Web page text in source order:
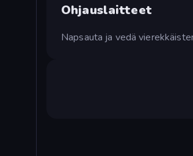
Ohjauslaitteet
Napsauta ja vedä